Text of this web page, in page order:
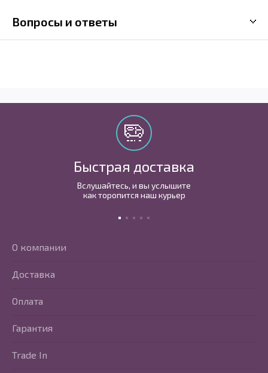
Вопросы и ответы
Быстрая доставка
Вслушайтесь, и вы услышите
как торопится наш курьер
О компании
Доставка
Оплата
Гарантия
Trade In